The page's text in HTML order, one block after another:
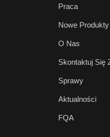
Praca
Nowe Produkty
O Nas
Skontaktuj Się
Sprawy
Aktualności
FQA